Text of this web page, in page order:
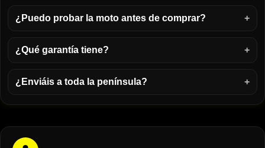
¿Puedo probar la moto antes de comprar?
¿Qué garantía tiene?
¿Enviáis a toda la península?